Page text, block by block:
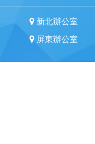
新北辦公室
屏東辦公室